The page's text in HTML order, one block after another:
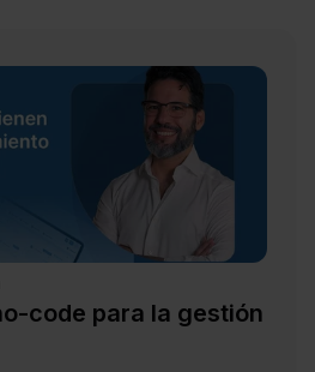
code para la gestión